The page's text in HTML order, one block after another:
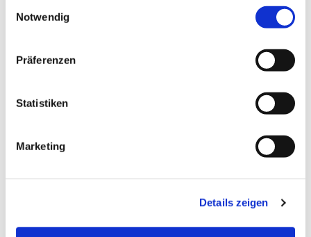
Notwendig
Präferenzen
Statistiken
Marketing
Details zeigen
Paul-Gerhardt-Kirchengemeinde,